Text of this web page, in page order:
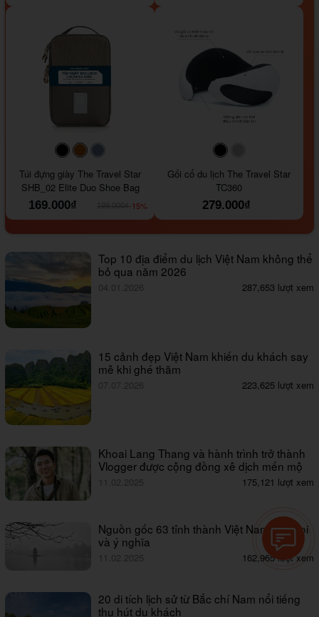
#000000#964B00
Túi đựng giày The Travel Star
SHB_02 Elite Duo Shoe Bag
169.000₫
-15%
#000000
Gối cổ du lịch The Travel Star
TC360
279.000₫
Top 10 địa điểm du lịch Việt Nam không thể
bỏ qua năm 2026
04.01.2026 287,653 lượt xem
15 cảnh đẹp Việt Nam khiến du khách say
mê khi ghé thăm
07.07.2026 223,625 lượt xem
Khoai Lang Thang và hành trình trở thành
Vlogger được cộng đồng xê dịch mến mộ
11.02.2025 175,121 lượt xem
Nguồn gốc 63 tỉnh thành Việt Nam: tên gọi
và ý nghĩa
11.02.2025 162,965 lượt xem
20 di tích lịch sử từ Bắc chí Nam nổi tiếng
thu hút du khách